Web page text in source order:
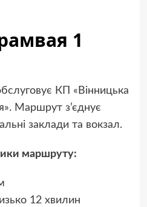
1
КП «Вінницька
Маршрут з’єднує
заклади та вокзал.
маршруту:
12 хвилин